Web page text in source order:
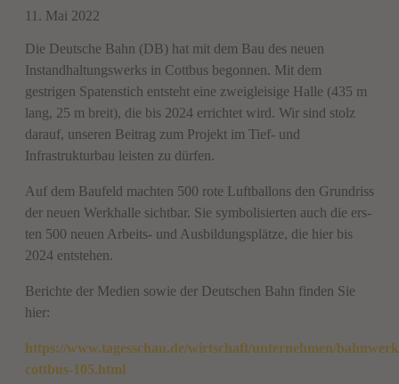
11. Mai 2022
Die Deut­sche Bahn (DB) hat mit dem Bau des neu­en
Instandhaltungswerks in Cott­bus be­gon­nen. Mit dem
gestrigen Spa­ten­stich ent­steht eine zweigleisige Halle (435 m
lang, 25 m breit), die bis 2024 errichtet wird. Wir sind stolz
darauf, unseren Beitrag zum Projekt im Tief- und
Infrastrukturbau leisten zu dürfen.
Auf dem Bau­feld mach­ten 500 rote Luft­bal­lons den Grund­riss
der neu­en Werk­hal­le sicht­bar. Sie sym­bo­li­sier­ten auch die ers­
ten 500 neu­en Ar­beits- und Aus­bil­dungs­plät­ze, die hier bis
2024 ent­ste­hen.
Berichte der Medien sowie der Deutschen Bahn finden Sie
hier:
https://www.tagesschau.de/wirtschaft/unternehmen/
cottbus-105.html